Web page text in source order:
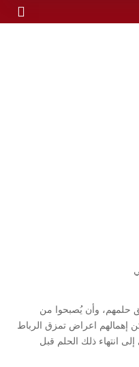

وأن يُصبحوا من
إهمالهم اعراض تمزق الرباط
انتهاء ذلك الحلم قبل